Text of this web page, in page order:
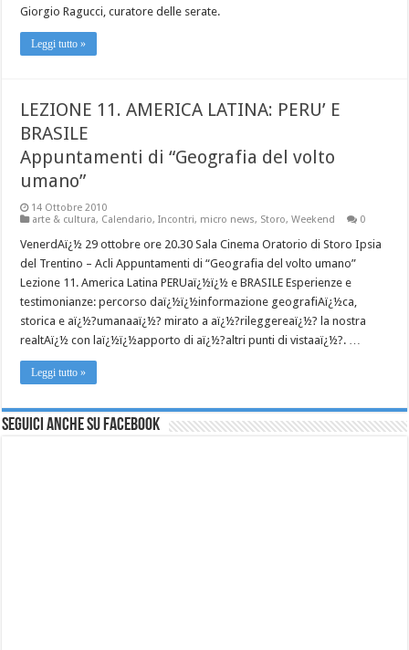
Giorgio Ragucci, curatore delle serate.
Leggi tutto »
LEZIONE 11. AMERICA LATINA: PERU’ E
BRASILE
Appuntamenti di “Geografia del volto
umano”
14 Ottobre 2010
arte & cultura, Calendario,Incontri, micro news, Storo,Weekend 0
VenerdAï¿½ 29 ottobre ore 20.30 Sala Cinema Oratorio di Storo Ipsia
del Trentino – Acli Appuntamenti di “Geografia del volto umano”
Lezione 11. America Latina PERUaï¿½ï¿½ e BRASILE Esperienze e
testimonianze: percorso daï¿½ï¿½informazione geografiAï¿½ca,
storica e aï¿½?umanaaï¿½? mirato a aï¿½?rileggereaï¿½? la nostra
realtAï¿½ con laï¿½ï¿½apporto di aï¿½?altri punti di vistaaï¿½?. …
Leggi tutto »
Seguici anche su Facebook